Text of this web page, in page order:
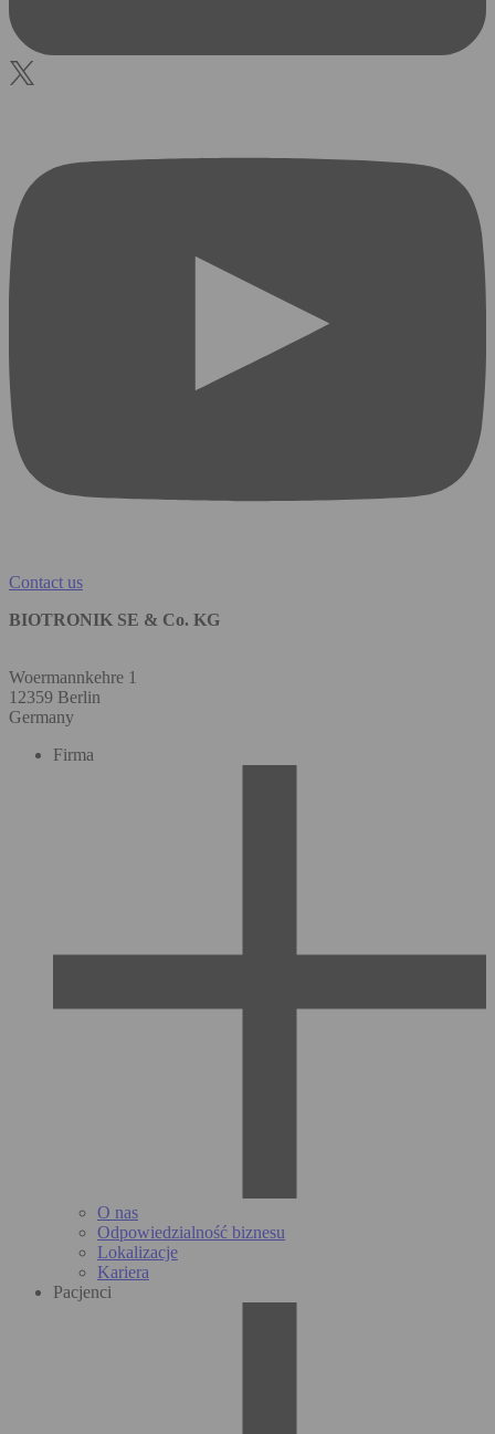
Contact us
BIOTRONIK SE & Co. KG
Woermannkehre 1
12359 Berlin
Germany
Firma
O nas
Odpowiedzialność biznesu
Lokalizacje
Kariera
Pacjenci